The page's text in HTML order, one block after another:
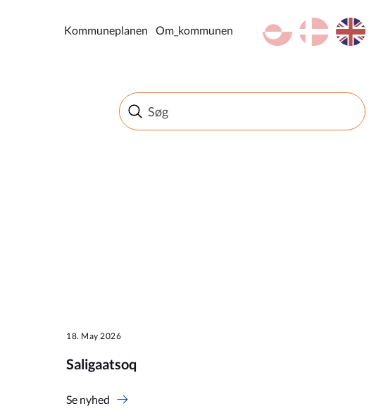
en
da
kl-GL
Kommuneplanen Om_kommunen
18. May 2026
Saligaatsoq
Se nyhed